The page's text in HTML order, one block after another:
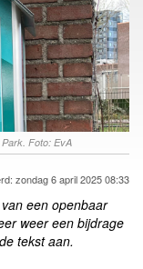
Foto: EvA
zondag 6 april 2025 08:33
een openbaar
weer een bijdrage
tekst aan.